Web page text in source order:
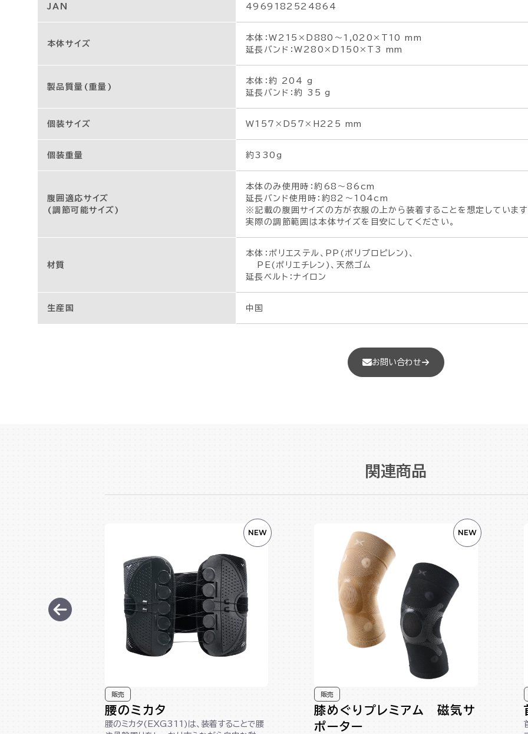
JAN 4969182524864
本体サイズ
本体：W215×D880～1,020×T10 mm
延長バンド：W280×D150×T3 mm
製品質量(重量)
本体：約 204 g
延長バンド：約 35 g
個装サイズ W157×D57×H225 mm
個装重量 約330g
腹囲適応サイズ
(調節可能サイズ)
本体のみ使用時：約68～86cm
延長バンド使用時：約82～104cm
※記載の腹囲サイズの方が衣服の上から装着することを想定しています
実際の調節範囲は本体サイズを目安にしてください。
材質
本体：ポリエステル、PP(ポリプロピレン)、
PE(ポリエチレン)、天然ゴム
延長ベルト：ナイロン
生産国 中国
お問い合わせ
関連商品
販売
腰のミカタ
腰のミカタ(EXG311)は、装着することで腰
NEW
販売
膝めぐりプレミアム 磁気サ
ポーター
NEW